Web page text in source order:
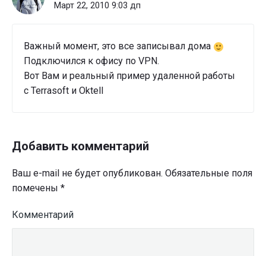
Март 22, 2010 9:03 дп
Важный момент, это все записывал дома
Подключился к офису по VPN.
Вот Вам и реальный пример удаленной работы
с Terrasoft и Oktell
Добавить комментарий
Ваш e-mail не будет опубликован. Обязательные поля
помечены *
Комментарий